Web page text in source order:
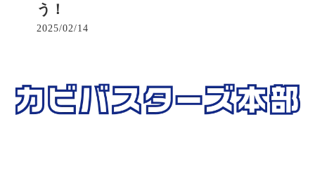
う！
2025/02/14